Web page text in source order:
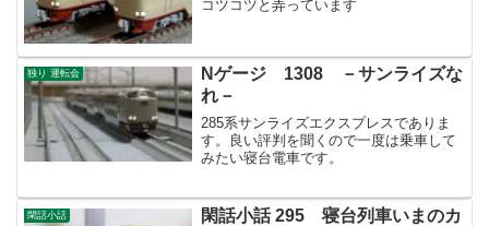
コツコツと弄っています
独り 運転会
Nゲージ 1308 －サンライズな
れ－
285系サンライズエクスプレスでありま
す。良い評判を聞くので一度は乗車して
みたい寝台電車です。
閑話小話
閑話小話 295 寝台列車いまのカ